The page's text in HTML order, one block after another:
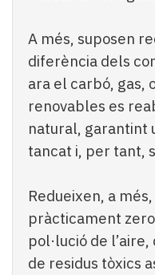
A més, suposen
diferència dels
ara el carbó, gas,
renovables es
natural, garantint
tancat i, per tant,
Redueixen, a
pràcticament
pol·lució de
de residus tòxics